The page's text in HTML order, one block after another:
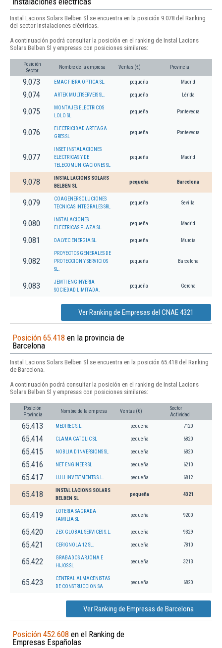
Instal Lacions Solars Belben Sl se encuentra en la posición 9.078 del Ranking
del sector Instalaciones eléctricas.
A continuación podrá consultar la posición en el ranking de Instal Lacions
Solars Belben Sl y empresas con posiciones similares:
Posición
Sector
Nombre de la empresa Ventas (€) Provincia
9.073 EMAC FIBRA OPTICA SL. pequeña Madrid
9.074 ARTEK MULTISERVEIS SL. pequeña Lérida
9.075
MONTAJES ELECTRICOS
LOLO SL
pequeña Pontevedra
9.076
ELECTRICIDAD ARTEAGA
GRES SL
pequeña Pontevedra
9.077
INSET INSTALACIONES
ELECTRICAS Y DE
TELECOMUNICACIONES SL
pequeña Madrid
9.078
INSTAL LACIONS SOLARS
BELBEN SL
pequeña Barcelona
9.079
COAGENER SOLUCIONES
TECNICAS INTEGRALES SRL
pequeña Sevilla
9.080
INSTALACIONES
ELECTRICAS PLAZA SL.
pequeña Madrid
9.081 DALYEC ENERGIA SL. pequeña Murcia
9.082
PROYECTOS GENERALES DE
PROTECCION Y SERVICIOS
SL.
pequeña Barcelona
9.083
JEMTI ENGINYERIA
SOCIEDAD LIMITADA.
pequeña Gerona
Ver Ranking de Empresas del CNAE 4321
Posición 65.418 en la provincia de
Barcelona
Instal Lacions Solars Belben Sl se encuentra en la posición 65.418 del Ranking
de Barcelona.
A continuación podrá consultar la posición en el ranking de Instal Lacions
Solars Belben Sl y empresas con posiciones similares:
Posición
Provincia
Nombre de la empresa Ventas (€)
Sector
Actividad
65.413 MEDIREC S.L. pequeña 7120
65.414 CLAMA CATOLIC SL pequeña 6820
65.415 NOBLIA D'INVERSIONS SL pequeña 6820
65.416 NET ENGINEER SL pequeña 6210
65.417 LULI INVESTMENTS S.L. pequeña 6812
65.418
INSTAL LACIONS SOLARS
BELBEN SL
pequeña 4321
65.419
LOTERIA SAGRADA
FAMILIA SL
pequeña 9200
65.420 ZEX GLOBAL SERVICES S.L. pequeña 9329
65.421 CERIGNOLA 12 SL. pequeña 7810
65.422
GRABADOS ARJONA E
HIJOS SL
pequeña 3213
65.423
CENTRAL ALMACENISTAS
DE CONSTRUCCION SA
pequeña 6820
Ver Ranking de Empresas de Barcelona
Posición 452.608 en el Ranking de
Empresas Españolas